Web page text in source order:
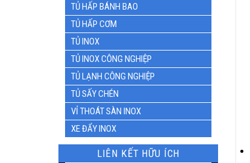
TỦ HẤP BÁNH BAO
TỦ HẤP CƠM
TỦ INOX
TỦ INOX CÔNG NGHIỆP
TỦ LẠNH CÔNG NGHIỆP
TỦ SẤY CHÉN
VỈ THOÁT SÀN INOX
XE ĐẨY INOX
LIÊN KẾT HỮU ÍCH